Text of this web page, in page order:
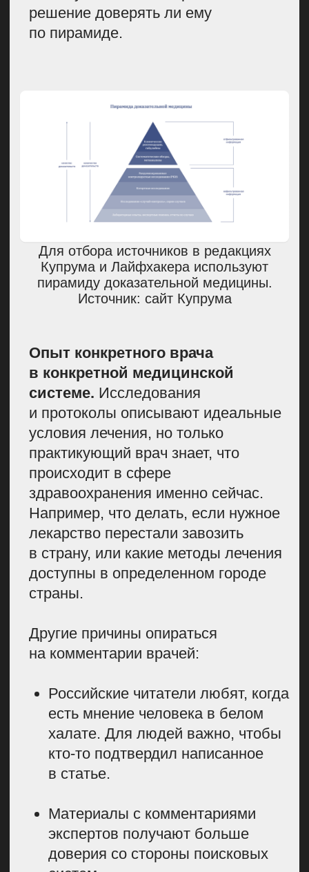
Главный редактор или шеф-
редактор.
Человек, который
определяет контент-план,
финально вычитывать материал
перед публикацией. Также
главный редактор отвечает
за качество контента и понимает
все нюансы медицинской
Работает в связке
с автором. Вычитывает
материал, проверяет структуру
и логику. Помогает сделать текст
понятным и полезным
аудитории.
не обязательно должно быть
медицинское образование —
достаточно уметь работать
с исследованиями, задавать
вопросы и быть эмпатичным.
понимать боль читателя
и создавать полезный,
поддерживающий материал.
И мне кажется, если автор
не обладает сильным
эмоциональным интеллектом,
из мира читателя.
Мои советы, как выбирать
авторов для медицинской
редакции:
Обучайте авторов
самостоятельно. Если
человеку интересно писать
попадание. Его будет проще
ввести в тему медицинских
текстов, заточить под себя
и научить работать
с источниками.
можно найти ребят, которые
в анатомии и физиологии. Они
понимают, как работает